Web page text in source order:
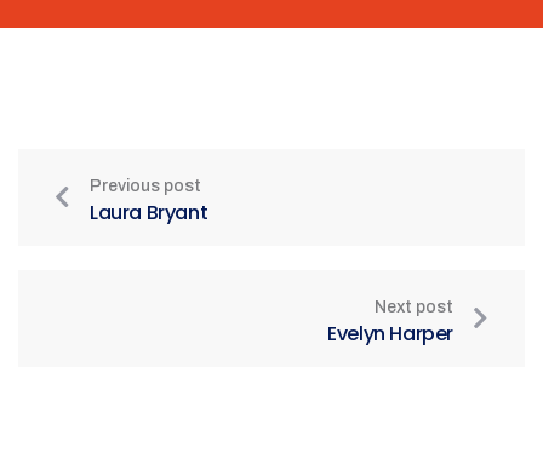
Previous post
Laura Bryant
Next post
Evelyn Harper